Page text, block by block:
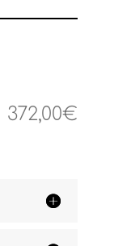
372,00€